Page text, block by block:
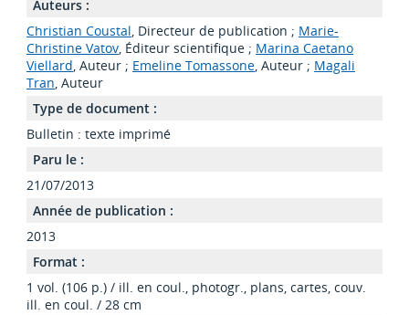
Auteurs :
Christian Coustal, Directeur de publication ; Marie-
Christine Vatov, Éditeur scientifique ; Marina Caetano
Viellard, Auteur ; Emeline Tomassone, Auteur ; Magali
Tran, Auteur
Type de document :
Bulletin : texte imprimé
Paru le :
21/07/2013
Année de publication :
2013
Format :
1 vol. (106 p.) / ill. en coul., photogr., plans, cartes, couv.
ill. en coul. / 28 cm